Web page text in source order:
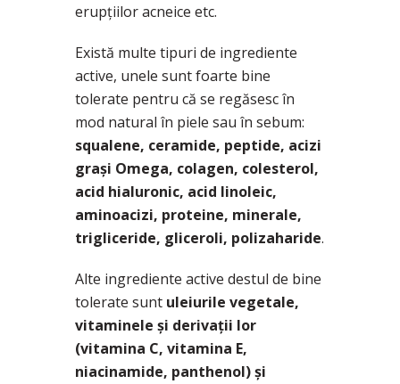
erupțiilor acneice etc.
Există multe tipuri de ingrediente
active, unele sunt foarte bine
tolerate pentru că se regăsesc în
mod natural în piele sau în sebum:
squalene, ceramide, peptide, acizi
grași Omega, colagen, colesterol,
acid hialuronic, acid linoleic,
aminoacizi, proteine, minerale,
trigliceride, gliceroli, polizaharide.
Alte ingrediente active destul de bine
tolerate sunt uleiurile vegetale,
vitaminele și derivații lor
(vitamina C, vitamina E,
niacinamide, panthenol) și